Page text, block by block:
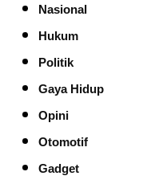
Nasional
Hukum
Politik
Gaya Hidup
Opini
Otomotif
Gadget